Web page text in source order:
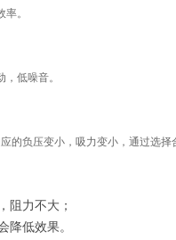
。
低噪音。
的负压变小，吸力变小，通过选
阻力不大；
低效果。